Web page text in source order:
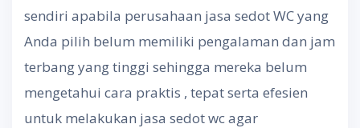
sendiri apabila perusahaan jasa sedot WC yang
Anda pilih belum memiliki pengalaman dan jam
terbang yang tinggi sehingga mereka belum
mengetahui cara praktis , tepat serta efesien
untuk melakukan jasa sedot wc agar